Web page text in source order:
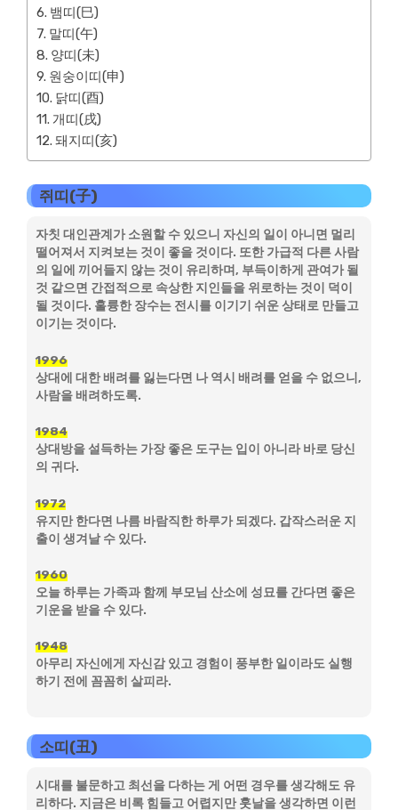
뱀띠(巳)
말띠(午)
양띠(未)
원숭이띠(申)
닭띠(酉)
개띠(戌)
돼지띠(亥)
쥐띠(子)
자칫 대인관계가 소원할 수 있으니 자신의 일이 아니면 멀리
떨어져서 지켜보는 것이 좋을 것이다. 또한 가급적 다른 사람
의 일에 끼어들지 않는 것이 유리하며, 부득이하게 관여가 될
것 같으면 간접적으로 속상한 지인들을 위로하는 것이 덕이
될 것이다. 훌륭한 장수는 전시를 이기기 쉬운 상태로 만들고
이기는 것이다.
1996
상대에 대한 배려를 잃는다면 나 역시 배려를 얻을 수 없으니,
사람을 배려하도록.
1984
상대방을 설득하는 가장 좋은 도구는 입이 아니라 바로 당신
의 귀다.
1972
유지만 한다면 나름 바람직한 하루가 되겠다. 갑작스러운 지
출이 생겨날 수 있다.
1960
오늘 하루는 가족과 함께 부모님 산소에 성묘를 간다면 좋은
기운을 받을 수 있다.
1948
아무리 자신에게 자신감 있고 경험이 풍부한 일이라도 실행
하기 전에 꼼꼼히 살피라.
소띠(丑)
시대를 불문하고 최선을 다하는 게 어떤 경우를 생각해도 유
리하다. 지금은 비록 힘들고 어렵지만 훗날을 생각하면 이런